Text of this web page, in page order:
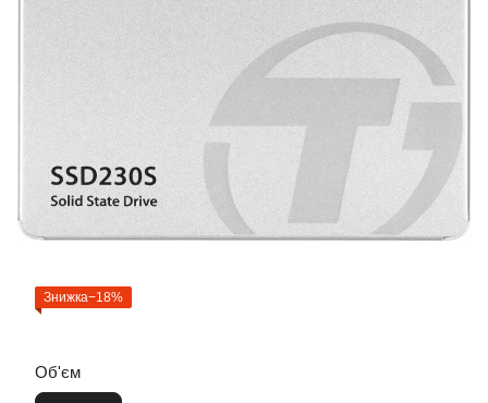
Знижка−18%
Об'єм